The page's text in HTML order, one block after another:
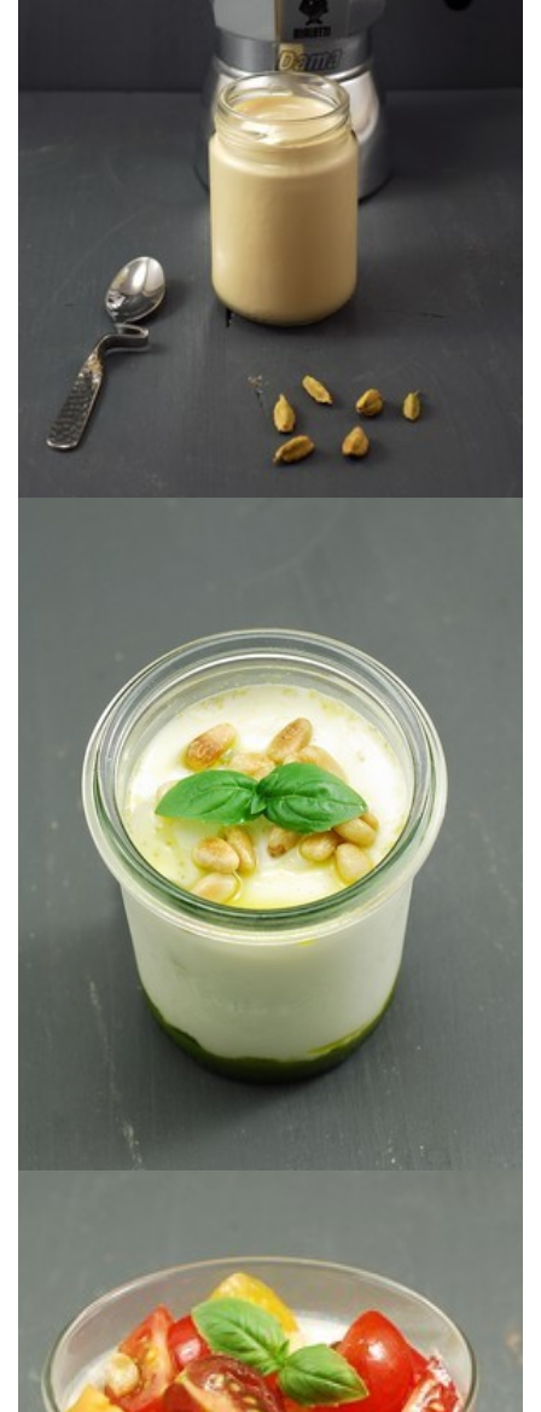
YOGUR DE CAFÉ & CARDAMOMO
El cardamomo es uno de los mejores amigos del café, una
combinación ganadora.
YOGUR (SALADO) DE PESTO &
PIÑONES
Un yogur super refrescante aromatizado con albahaca y pesto
casero. Ideal para combinar con una ensalada de tomate.